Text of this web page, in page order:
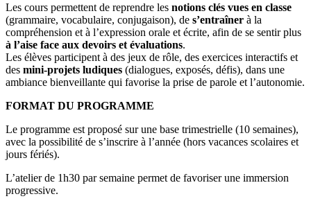
Les cours permettent de reprendre les notions clés vues en classe
(grammaire, vocabulaire, conjugaison), de s’entraîner à la
compréhension et à l’expression orale et écrite, afin de se sentir plus
à l’aise face aux devoirs et évaluations.
Les élèves participent à des jeux de rôle, des exercices interactifs et
des mini-projets ludiques (dialogues, exposés, défis), dans une
ambiance bienveillante qui favorise la prise de parole et l’autonomie.
FORMAT DU PROGRAMME
Le programme est proposé sur une base trimestrielle (10 semaines),
avec la possibilité de s’inscrire à l’année (hors vacances scolaires et
jours fériés).
L’atelier de 1h30 par semaine permet de favoriser une immersion
progressive.